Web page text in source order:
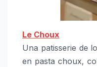
Le Choux
Una patisserie de
en pasta choux,